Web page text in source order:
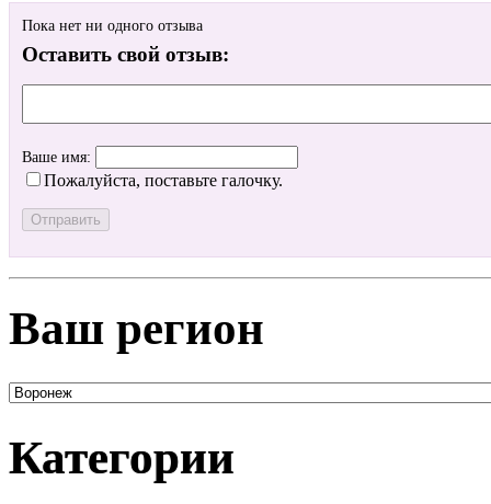
Пока нет ни одного отзыва
Оставить свой отзыв:
Ваше имя:
Пожалуйста, поставьте галочку.
Ваш регион
Категории